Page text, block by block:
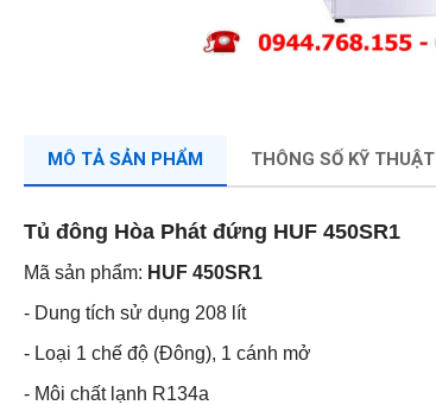
MÔ TẢ SẢN PHẨM THÔNG SỐ KỸ THUẬT
Tủ đông Hòa Phát đứng HUF 450SR1
Mã sản phẩm: HUF 450SR1
- Dung tích sử dụng 208 lít
- Loại 1 chế độ (Đông), 1 cánh mở
- Môi chất lạnh R134a